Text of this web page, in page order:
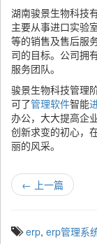
湖南骏景生物科技
主要从事进口实验
等的销售及售后服
司的目标。公司拥
服务团队。
骏景生物科技管理
可了管理软件智能
办公，大大提高企
创新求变的初心，
丽的风采。
← 上一篇
Terp, erp管理系